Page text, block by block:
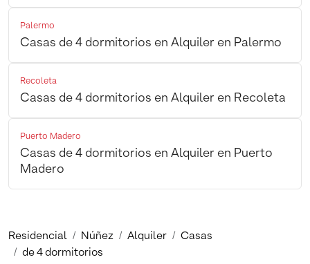
Palermo
Casas de 4 dormitorios en Alquiler en Palermo
Recoleta
Casas de 4 dormitorios en Alquiler en Recoleta
Puerto Madero
Casas de 4 dormitorios en Alquiler en Puerto
Madero
Residencial Núñez Alquiler
Casas
de 4 dormitorios